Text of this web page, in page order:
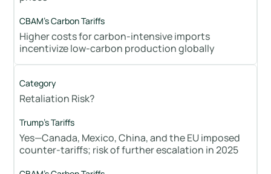
Higher costs for carbon-intensive imports
incentivize low-carbon production globally
Retaliation Risk?
Yes—Canada, Mexico, China, and the EU imposed
counter-tariffs; risk of further escalation in 2025